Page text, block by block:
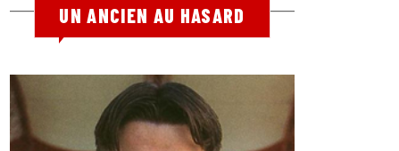
UN ANCIEN AU HASARD